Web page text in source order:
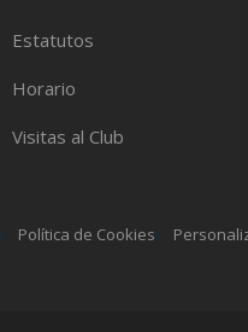
Estatutos
Horario
Visitas al Club
Política de Cookies